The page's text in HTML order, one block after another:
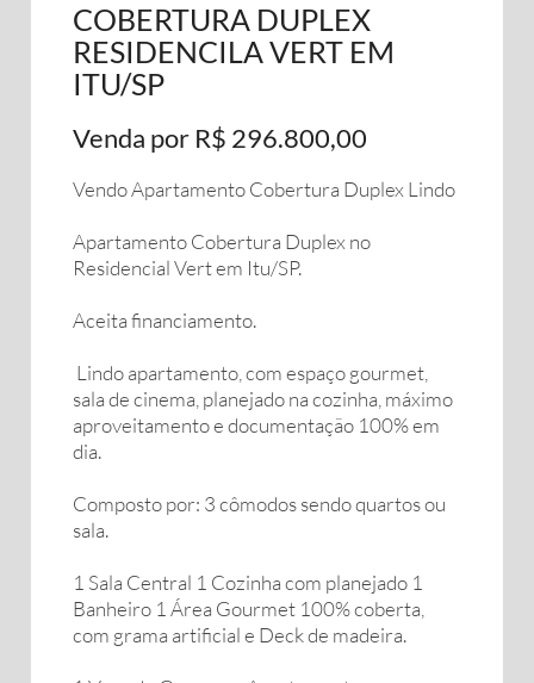
COBERTURA DUPLEX
RESIDENCILA VERT EM
ITU/SP
Venda por R$ 296.800,00
Vendo Apartamento Cobertura Duplex Lindo
Apartamento Cobertura Duplex no
Residencial Vert em Itu/SP.
Aceita financiamento.
Lindo apartamento, com espaço gourmet,
sala de cinema, planejado na cozinha, máximo
aproveitamento e documentação 100% em
dia.
Composto por: 3 cômodos sendo quartos ou
sala.
1 Sala Central 1 Cozinha com planejado 1
Banheiro 1 Área Gourmet 100% coberta,
com grama artificial e Deck de madeira.